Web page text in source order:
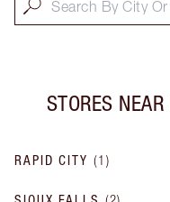
STORES NEAR
RAPID CITY (1 )